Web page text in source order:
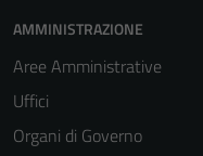
AMMINISTRAZIONE
Aree Amministrative
Uffici
Organi di Governo